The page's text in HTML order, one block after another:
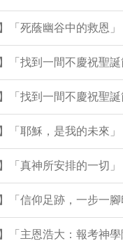
「死蔭幽谷中的救恩」
「找到一間不慶祝聖誕
「找到一間不慶祝聖誕
「耶穌，是我的未來
「真神所安排的一切
「信仰足跡，一步一
「主恩浩大：報考神